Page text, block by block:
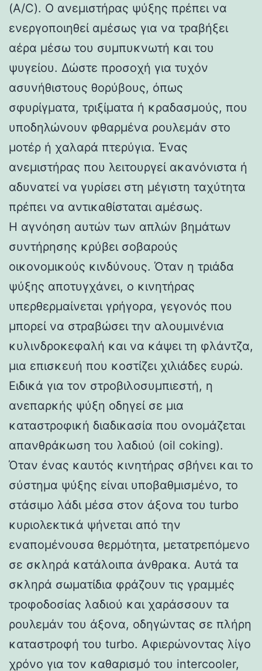
(A/C). Ο ανεμιστήρας ψύξης πρέπει να
ενεργοποιηθεί αμέσως για να τραβήξει
αέρα μέσω του συμπυκνωτή και του
ψυγείου. Δώστε προσοχή για τυχόν
ασυνήθιστους θορύβους, όπως
σφυρίγματα, τριξίματα ή κραδασμούς, που
υποδηλώνουν φθαρμένα ρουλεμάν στο
μοτέρ ή χαλαρά πτερύγια. Ένας
ανεμιστήρας που λειτουργεί ακανόνιστα ή
αδυνατεί να γυρίσει στη μέγιστη ταχύτητα
πρέπει να αντικαθίσταται αμέσως.
Η αγνόηση αυτών των απλών βημάτων
συντήρησης κρύβει σοβαρούς
οικονομικούς κινδύνους. Όταν η τριάδα
ψύξης αποτυγχάνει, ο κινητήρας
υπερθερμαίνεται γρήγορα, γεγονός που
μπορεί να στραβώσει την αλουμινένια
κυλινδροκεφαλή και να κάψει τη φλάντζα,
μια επισκευή που κοστίζει χιλιάδες ευρώ.
Ειδικά για τον στροβιλοσυμπιεστή, η
ανεπαρκής ψύξη οδηγεί σε μια
καταστροφική διαδικασία που ονομάζεται
απανθράκωση του λαδιού (oil coking).
Όταν ένας καυτός κινητήρας σβήνει και το
σύστημα ψύξης είναι υποβαθμισμένο, το
στάσιμο λάδι μέσα στον άξονα του turbo
κυριολεκτικά ψήνεται από την
εναπομένουσα θερμότητα, μετατρεπόμενο
σε σκληρά κατάλοιπα άνθρακα. Αυτά τα
σκληρά σωματίδια φράζουν τις γραμμές
τροφοδοσίας λαδιού και χαράσσουν τα
ρουλεμάν του άξονα, οδηγώντας σε πλήρη
καταστροφή του turbo. Αφιερώνοντας λίγο
χρόνο για τον καθαρισμό του intercooler,